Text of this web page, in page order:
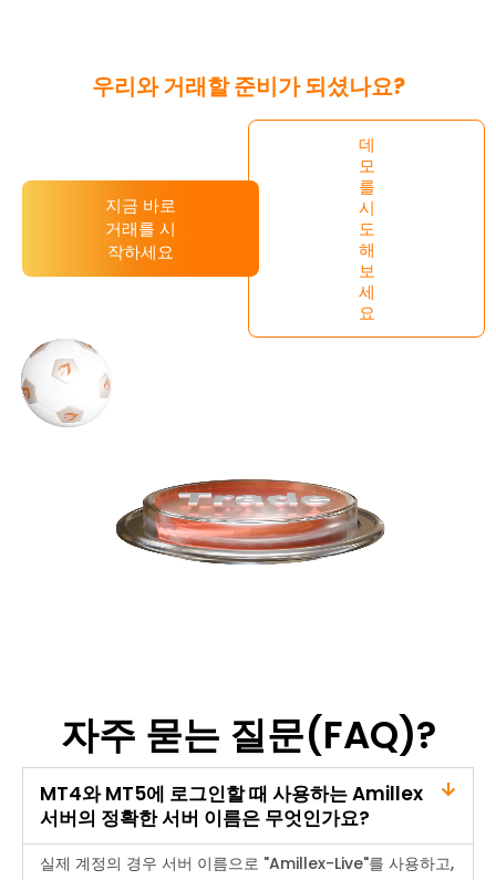
우리와 거래할 준비가 되셨나요?
지금 바로
거래를 시
작하세요
데
모
를
시
도
해
보
세
요
자주 묻는 질문(FAQ)?
MT4와 MT5에 로그인할 때 사용하는 Amillex
서버의 정확한 서버 이름은 무엇인가요?
실제 계정의 경우 서버 이름으로 "Amillex-Live"를 사용하고,